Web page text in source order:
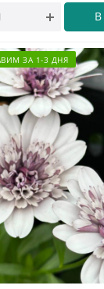
ЗА 1-3 ДНЯ